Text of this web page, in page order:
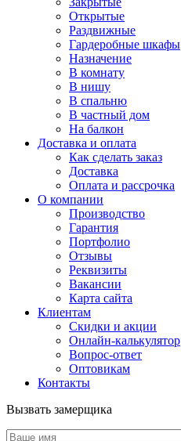
Открытые
Раздвижные
Гардеробные шкафы
Назначение
В комнату
В нишу
В спальню
В частный дом
На балкон
Доставка и оплата
Как сделать заказ
Доставка
Оплата и рассрочка
О компании
Производство
Гарантия
Портфолио
Отзывы
Реквизиты
Вакансии
Карта сайта
Клиентам
Скидки и акции
Онлайн-калькулятор
Вопрос-ответ
Оптовикам
Контакты
Вызвать замерщика